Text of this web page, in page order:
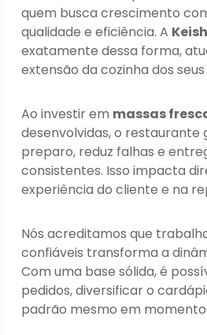
quem busca crescimento
qualidade e eficiência. A
exatamente dessa forma,
extensão da cozinha dos
Ao investir em massas
desenvolvidas, o restaurante
preparo, reduz falhas e
consistentes. Isso impacta
experiência do cliente e na
Nós acreditamos que
confiáveis transforma a
Com uma base sólida, é
pedidos, diversificar o
padrão mesmo em